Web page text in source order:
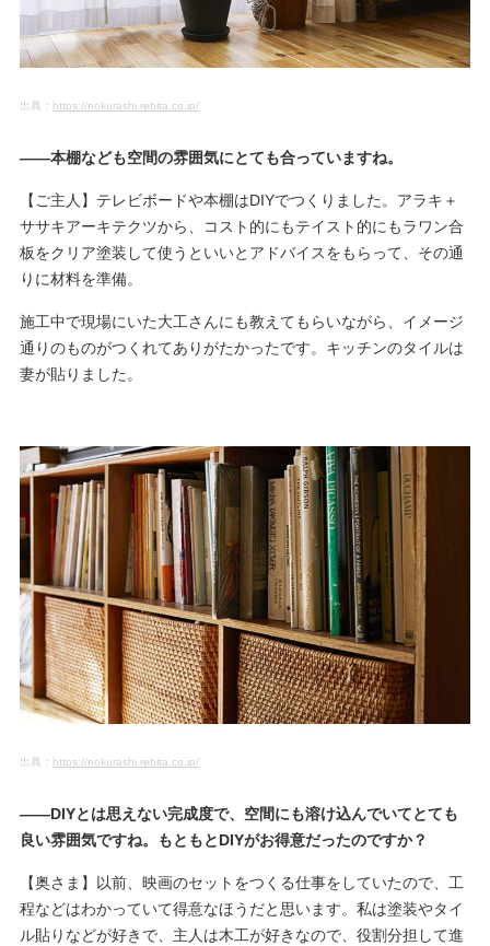
出典： https://nokurashi.rebita.co.jp/
――本棚なども空間の雰囲気にとても合っていますね。
【ご主人】テレビボードや本棚はDIYでつくりました。アラキ＋
ササキアーキテクツから、コスト的にもテイスト的にもラワン合
板をクリア塗装して使うといいとアドバイスをもらって、その通
りに材料を準備。
施工中で現場にいた大工さんにも教えてもらいながら、イメージ
通りのものがつくれてありがたかったです。キッチンのタイルは
妻が貼りました。
出典： https://nokurashi.rebita.co.jp/
――DIYとは思えない完成度で、空間にも溶け込んでいてとても
良い雰囲気ですね。もともとDIYがお得意だったのですか？
【奥さま】以前、映画のセットをつくる仕事をしていたので、工
程などはわかっていて得意なほうだと思います。私は塗装やタイ
ル貼りなどが好きで、主人は木工が好きなので、役割分担して進